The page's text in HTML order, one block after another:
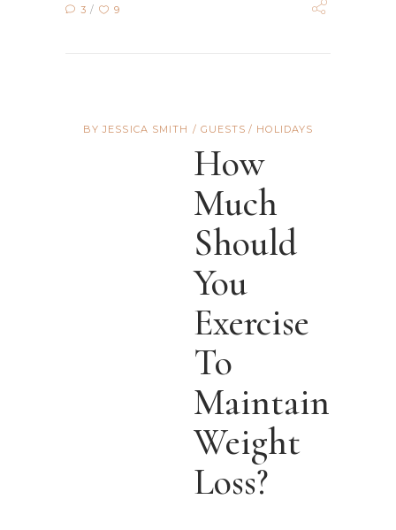
3 9
BYJESSICA SMITH GUESTS HOLIDAYS
How
Much
Should
You
Exercise
To
Maintain
Weight
Loss?